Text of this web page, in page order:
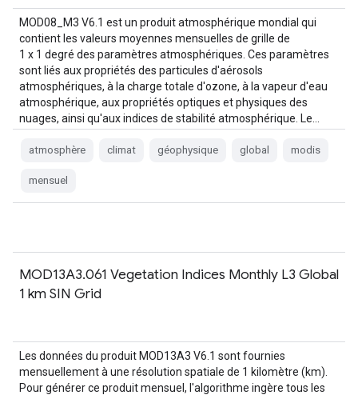
MOD08_M3 V6.1 est un produit atmosphérique mondial qui
contient les valeurs moyennes mensuelles de grille de
1 x 1 degré des paramètres atmosphériques. Ces paramètres
sont liés aux propriétés des particules d'aérosols
atmosphériques, à la charge totale d'ozone, à la vapeur d'eau
atmosphérique, aux propriétés optiques et physiques des
nuages, ainsi qu'aux indices de stabilité atmosphérique. Le…
atmosphère climat géophysique global modis
mensuel
MOD13A3.061 Vegetation Indices Monthly L3 Global
1 km SIN Grid
Les données du produit MOD13A3 V6.1 sont fournies
mensuellement à une résolution spatiale de 1 kilomètre (km).
Pour générer ce produit mensuel, l'algorithme ingère tous les